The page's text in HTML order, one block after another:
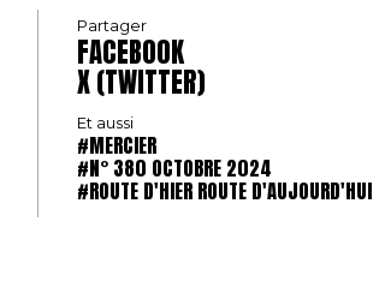
Partager
FACEBOOK
X (TWITTER)
Et aussi
#MERCIER
#N° 380 OCTOBRE 2024
#ROUTE D'HIER ROUTE D'AUJOURD'HUI